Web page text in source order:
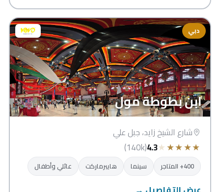
دبي
ابن بطوطة مول
شارع الشيخ زايد، جبل علي
★
★
★
★
★
4.3
(140k)
400+ المتاجر سينما هايبرماركت عائلي وأطفال